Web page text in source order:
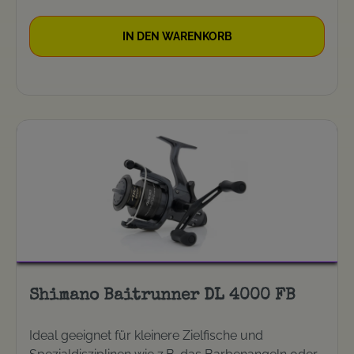
von der Spule und ermöglicht somit weitere und
genauere Würfe bei weniger Backlash.
Schnurfassung / Mono (MM-M): 0.30-390,0.35-
290,0.40-210 Schnureinzug (CM): 105
Schnureinzug (INCH): 41 Länge Kurbel (MM): 80
Anzahl Kugellager gesamt: 4/1
IN DEN WARENKORB
Shimano Baitrunner DL 4000 FB
Ideal geeignet für kleinere Zielfische und